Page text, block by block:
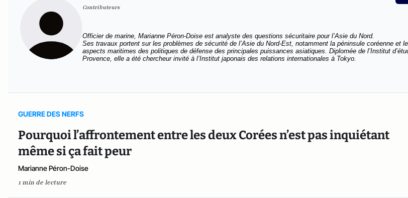
Contributeurs
Officier de marine, Marianne Péron-Doise est analyste des questions sécuritaire pour l’Asie du Nord.
Ses travaux portent sur les problèmes de sécurité de l’Asie du Nord-Est, notamment la péninsule coréenne et
aspects maritimes des politiques de défense des principales puissances asiatiques. Diplomée de l’Institut
Provence, elle a été chercheur invité à l’Institut japonais des relations internationales à Tokyo.
GUERRE DES NERFS
Pourquoi l’affrontement entre les deux Corées n’est pas inquiétant
même si ça fait peur
Marianne Péron-Doise
1 min de lecture